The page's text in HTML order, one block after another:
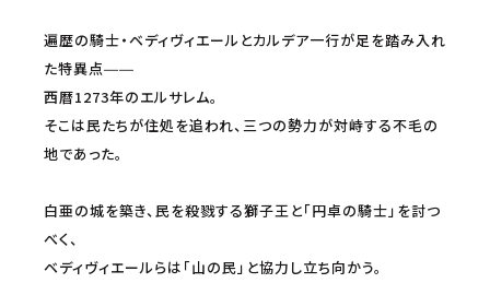
遍歴の騎士・ベディヴィエールとカルデア一行が足を踏み入れ
た特異点――
西暦1273年のエルサレム。
そこは民たちが住処を追われ、三つの勢力が対峙する不毛の
地であった。
白亜の城を築き、民を殺戮する獅子王と「円卓の騎士」を討つ
べく、
ベディヴィエールらは「山の民」と協力し立ち向かう。